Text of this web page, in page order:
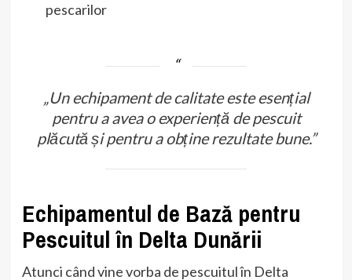
pescarilor
„Un echipament de calitate este esențial
pentru a avea o experiență de pescuit
plăcută și pentru a obține rezultate bune.”
Echipamentul de Bază pentru
Pescuitul în Delta Dunării
Atunci când vine vorba de pescuitul în Delta